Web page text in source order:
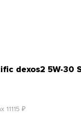
dexos2 5W-30
₽